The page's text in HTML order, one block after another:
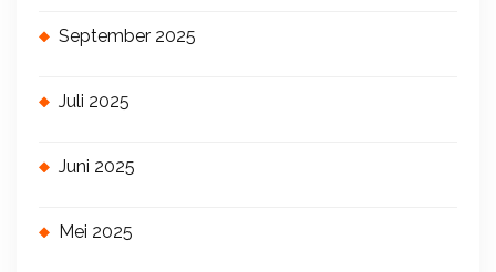
September 2025
Juli 2025
Juni 2025
Mei 2025